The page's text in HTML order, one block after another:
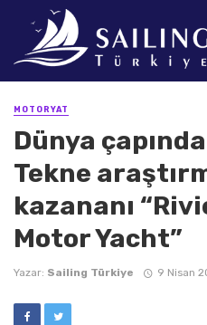
MOTORYAT
Dünya
Tekne
kazananı
Motor Yacht”
Yazar: Sailing Türkiye 9 Nisan